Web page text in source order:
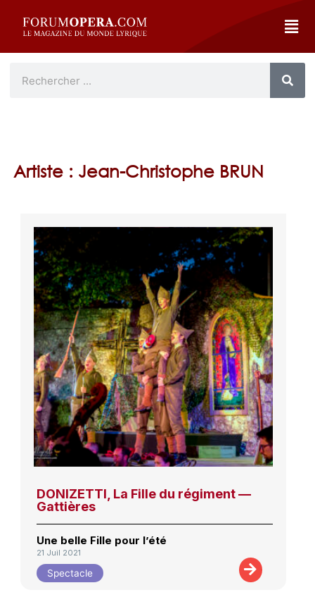
Artiste : Jean-Christophe BRUN
DONIZETTI, La Fille du régiment —
Gattières
Une belle Fille pour l’été
21 Juil 2021
Spectacle